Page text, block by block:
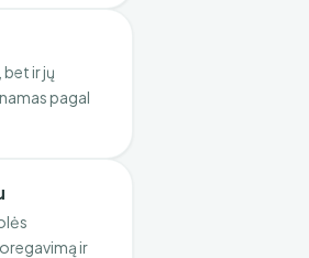
ir jų
pagal
ir